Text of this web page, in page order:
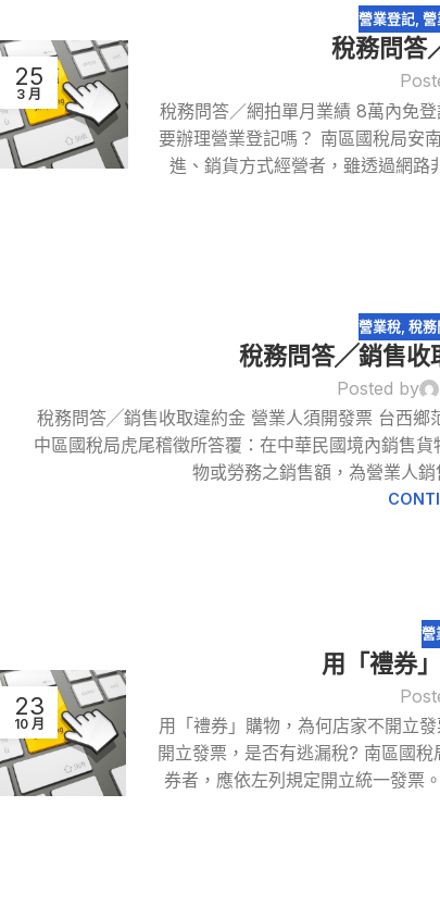
25
3 月
營業登記 ,營
稅務問答
稅務問答／網拍單月業績 8萬內免
要辦理營業登記嗎？ 南區國稅局安
進、銷貨方式經營者，雖透過網路
20
12 月
營業稅 ,稅
稅務問答╱銷售收
Posted by
稅務問答╱銷售收取違約金 營業人須開發票 台西鄉
中區國稅局虎尾稽徵所答覆：在中華民國境內銷售
物或勞務之銷售額，為營業人
23
10 月
營
用「禮券
用「禮券」購物，為何店家不開立
開立發票，是否有逃漏稅? 南區國
券者，應依左列規定開立統一發票